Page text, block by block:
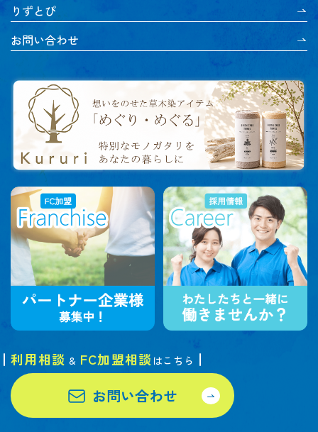
りずとぴ
お問い合わせ
利用相談 & FC加盟相談はこちら
お問い合わせ